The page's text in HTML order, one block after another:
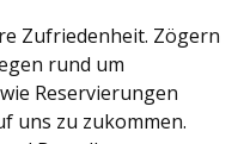
Zufriedenheit. Zögern
rund um
Reservierungen
uns zu zukommen.